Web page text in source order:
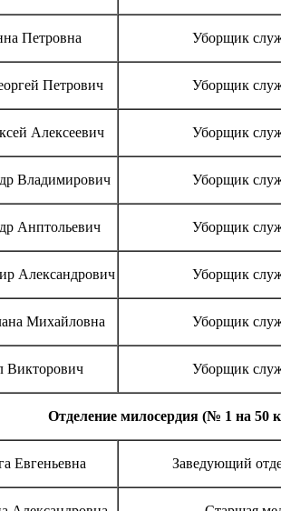
Петровна Уборщик
Петрович Уборщик
Алексеевич Уборщик
Владимирович Уборщик
Анптольевич Уборщик
Александрович Уборщик
Михайловна Уборщик
Викторович Уборщик
Отделение милосердия (№ 1 на 50
Евгеньевна Заведующий